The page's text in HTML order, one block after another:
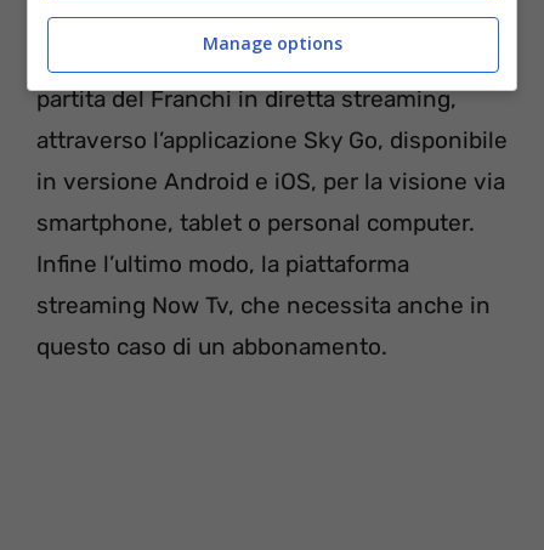
sul proprio divano e selezionale il canale
dedicato. In alternativa potranno seguire la
partita del Franchi in diretta streaming,
attraverso l’applicazione Sky Go, disponibile
in versione Android e iOS, per la visione via
smartphone, tablet o personal computer.
Infine l’ultimo modo, la piattaforma
streaming Now Tv, che necessita anche in
questo caso di un abbonamento.
Manage options